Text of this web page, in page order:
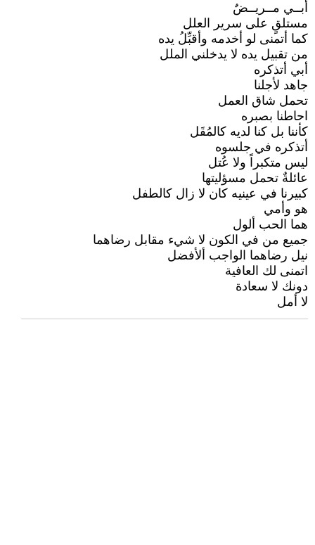
أبــي مــريــضٌ
مستلقٍ على سرير العلل
كما أتمنى لو أخدمه وأقبِّلُ يده
من تقبيل يده لا يدخلني الملل
أبي أتذكره
جاهد لأجلنا
تحمل شاق العمل
احاطنا بصبره
كأننا بل كنا لديه كالمُقَل
أتذكره في جلسوه
ليس متكبراً ولا عُتل
عائلةٌ تحمل مسؤليتها
كبيرنا في عينيه كان لا زال كالطفل
هو وأمي
هما الحب ألول
جميع من في الكون لا شيء مقابل رضاهما
نيل رضاهما الواجب ألأفضل
اتمنى لك العافية
دونك لا سعادة
لا أمل